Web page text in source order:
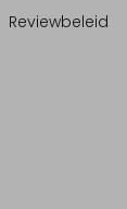
Reviewbeleid